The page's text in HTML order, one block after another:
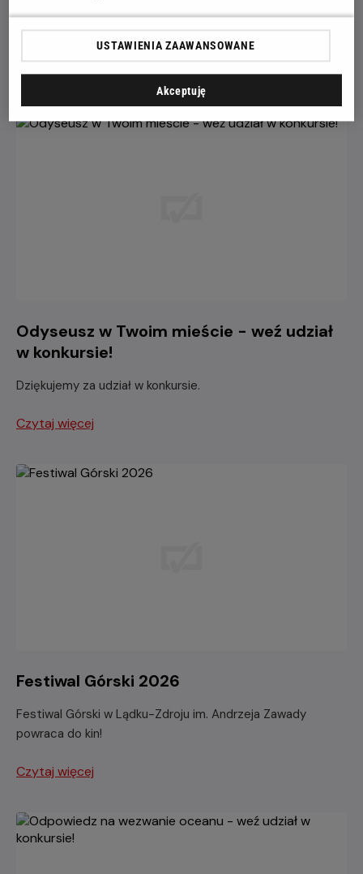
W kinach Helios trwa wyprzedaż merchu kinowego, a
rabaty sięgają nawet 60%!
Czytaj więcej
Odyseusz w Twoim mieście - weź udział
w konkursie!
Dziękujemy za udział w konkursie.
Czytaj więcej
Festiwal Górski 2026
Festiwal Górski w Lądku-Zdroju im. Andrzeja Zawady
powraca do kin!
Czytaj więcej
USTAWIENIA ZAAWANSOWANE
Akceptuję